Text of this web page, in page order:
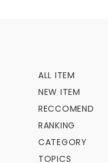
ALL ITEM
NEW ITEM
RECCOMEND
RANKING
CATEGORY
TOPICS